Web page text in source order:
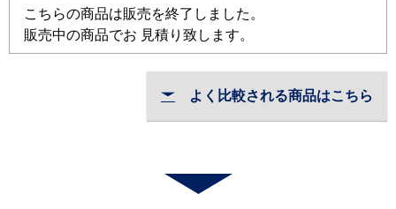
こちらの商品は販売を終了しました。
販売中の商品でお 見積り致します。
よく比較される商品はこちら